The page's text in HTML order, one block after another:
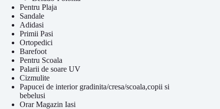
Pentru Plaja
Sandale
Adidasi
Primii Pasi
Ortopedici
Barefoot
Pentru Scoala
Palarii de soare UV
Cizmulite
Papucei de interior gradinita/cresa/scoala,copii si
bebelusi
Orar Magazin Iasi